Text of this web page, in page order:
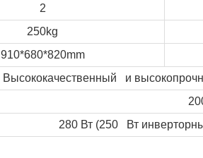
2
250kg
910*680*820mm
Высококачественный и
280 Вт (250 Вт